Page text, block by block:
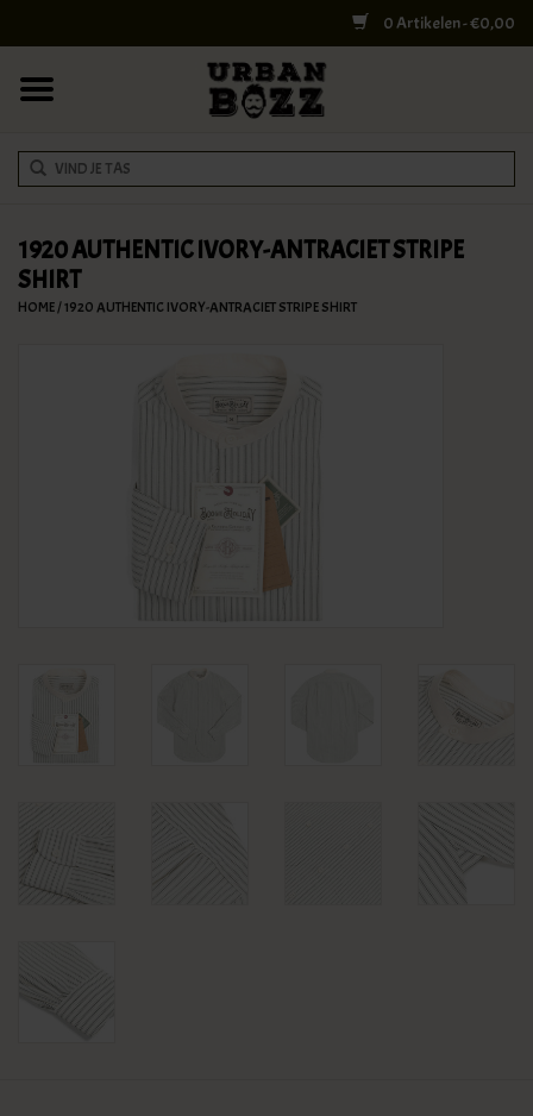
0 Artikelen - €0,00
COLLEGE BAGS
RUGZAKKEN
WERK & LAPTOPTASSEN
1920 AUTHENTIC IVORY-ANTRACIET STRIPE
SHIRT
HOME/1920 AUTHENTIC IVORY-ANTRACIET STRIPE SHIRT